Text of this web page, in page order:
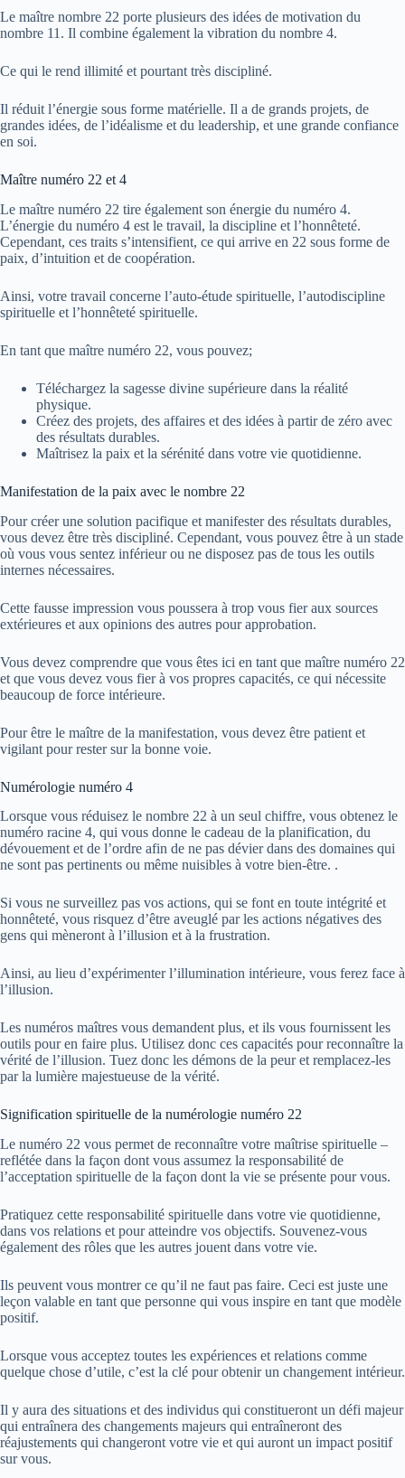
Le maître nombre 22 porte plusieurs des idées de motivation du
nombre 11. Il combine également la vibration du nombre 4.
Ce qui le rend illimité et pourtant très discipliné.
Il réduit l’énergie sous forme matérielle. Il a de grands projets, de
grandes idées, de l’idéalisme et du leadership, et une grande confiance
en soi.
Maître numéro 22 et 4
Le maître numéro 22 tire également son énergie du numéro 4.
L’énergie du numéro 4 est le travail, la discipline et l’honnêteté.
Cependant, ces traits s’intensifient, ce qui arrive en 22 sous forme de
paix, d’intuition et de coopération.
Ainsi, votre travail concerne l’auto-étude spirituelle, l’autodiscipline
spirituelle et l’honnêteté spirituelle.
En tant que maître numéro 22, vous pouvez;
Téléchargez la sagesse divine supérieure dans la réalité
physique.
Créez des projets, des affaires et des idées à partir de zéro avec
des résultats durables.
Maîtrisez la paix et la sérénité dans votre vie quotidienne.
Manifestation de la paix avec le nombre 22
Pour créer une solution pacifique et manifester des résultats durables,
vous devez être très discipliné. Cependant, vous pouvez être à un stade
où vous vous sentez inférieur ou ne disposez pas de tous les outils
internes nécessaires.
Cette fausse impression vous poussera à trop vous fier aux sources
extérieures et aux opinions des autres pour approbation.
Vous devez comprendre que vous êtes ici en tant que maître numéro 22
et que vous devez vous fier à vos propres capacités, ce qui nécessite
beaucoup de force intérieure.
Pour être le maître de la manifestation, vous devez être patient et
vigilant pour rester sur la bonne voie.
Numérologie numéro 4
Lorsque vous réduisez le nombre 22 à un seul chiffre, vous obtenez le
numéro racine 4, qui vous donne le cadeau de la planification, du
dévouement et de l’ordre afin de ne pas dévier dans des domaines qui
ne sont pas pertinents ou même nuisibles à votre bien-être. .
Si vous ne surveillez pas vos actions, qui se font en toute intégrité et
honnêteté, vous risquez d’être aveuglé par les actions négatives des
gens qui mèneront à l’illusion et à la frustration.
Ainsi, au lieu d’expérimenter l’illumination intérieure, vous ferez face à
l’illusion.
Les numéros maîtres vous demandent plus, et ils vous fournissent les
outils pour en faire plus. Utilisez donc ces capacités pour reconnaître la
vérité de l’illusion. Tuez donc les démons de la peur et remplacez-les
par la lumière majestueuse de la vérité.
Signification spirituelle de la numérologie numéro 22
Le numéro 22 vous permet de reconnaître votre maîtrise spirituelle –
reflétée dans la façon dont vous assumez la responsabilité de
l’acceptation spirituelle de la façon dont la vie se présente pour vous.
Pratiquez cette responsabilité spirituelle dans votre vie quotidienne,
dans vos relations et pour atteindre vos objectifs. Souvenez-vous
également des rôles que les autres jouent dans votre vie.
Ils peuvent vous montrer ce qu’il ne faut pas faire. Ceci est juste une
leçon valable en tant que personne qui vous inspire en tant que modèle
positif.
Lorsque vous acceptez toutes les expériences et relations comme
quelque chose d’utile, c’est la clé pour obtenir un changement intérieur.
Il y aura des situations et des individus qui constitueront un défi majeur
qui entraînera des changements majeurs qui entraîneront des
réajustements qui changeront votre vie et qui auront un impact positif
sur vous.